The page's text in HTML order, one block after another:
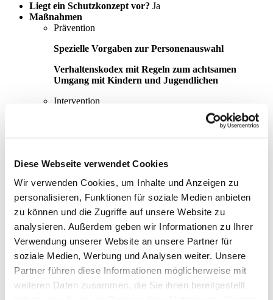
Diese Webseite verwendet Cookies
Wir verwenden Cookies, um Inhalte und Anzeigen zu
personalisieren, Funktionen für soziale Medien anbieten
zu können und die Zugriffe auf unsere Website zu
analysieren. Außerdem geben wir Informationen zu Ihrer
Verwendung unserer Website an unsere Partner für
soziale Medien, Werbung und Analysen weiter. Unsere
Partner führen diese Informationen möglicherweise mit
weiteren Daten zusammen, die Sie ihnen bereitgestellt
Liegt ein Schutzkonzept vor? Ja
Maßnahmen
Prävention
Spezielle Vorgaben zur Personenauswahl
Verhaltenskodex mit Regeln zum achtsamen
Umgang mit Kindern und Jugendlichen
Intervention
Interventionsplan - Verbindliches Verfahren zum
Aufarbeitung
Handlungsempfehlungen zum Umgang/zur
Aufarbeitung aufgetretener Fälle
Kommentar zum Schutzkonzept
Gemäß Teil A § 4 Absatz 2 in Verbindung mit Teil B Abschnitt I § 1
der Qualitätsmanagement-Richtlinie haben sich Einrichtungen, die
Kinder und Jugendliche versorgen, gezielt mit der Prävention von
und Intervention bei (sexueller) Gewalt und Missbrauch bei Kindern
und Jugendlichen zu befassen (Risiko- und Gefährdungsanalyse)
und – der Größe und Organisationsform der Einrichtung
entsprechend – konkrete Schritte und Maßnahmen abzuleiten